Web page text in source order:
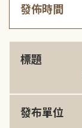
發佈時間
標題
發布單位